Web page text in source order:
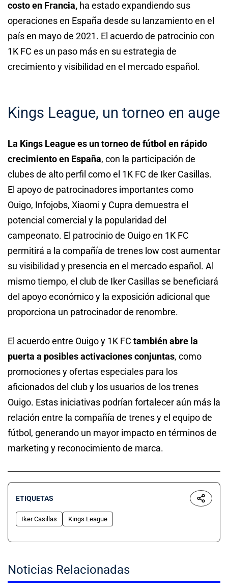
costo en Francia, ha estado expandiendo sus
operaciones en España desde su lanzamiento en el
país en mayo de 2021. El acuerdo de patrocinio con
1K FC es un paso más en su estrategia de
crecimiento y visibilidad en el mercado español.
Kings League, un torneo en auge
La Kings League es un torneo de fútbol en rápido
crecimiento en España, con la participación de
clubes de alto perfil como el 1K FC de Iker Casillas.
El apoyo de patrocinadores importantes como
Ouigo, Infojobs, Xiaomi y Cupra demuestra el
potencial comercial y la popularidad del
campeonato. El patrocinio de Ouigo en 1K FC
permitirá a la compañía de trenes low cost aumentar
su visibilidad y presencia en el mercado español. Al
mismo tiempo, el club de Iker Casillas se beneficiará
del apoyo económico y la exposición adicional que
proporciona un patrocinador de renombre.
El acuerdo entre Ouigo y 1K FC también abre la
puerta a posibles activaciones conjuntas, como
promociones y ofertas especiales para los
aficionados del club y los usuarios de los trenes
Ouigo. Estas iniciativas podrían fortalecer aún más la
relación entre la compañía de trenes y el equipo de
fútbol, generando un mayor impacto en términos de
marketing y reconocimiento de marca.
ETIQUETAS
Iker Casillas Kings League
Noticias Relacionadas